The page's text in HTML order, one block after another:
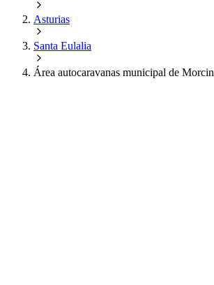
Asturias
Santa Eulalia
Área autocaravanas municipal de Morcin